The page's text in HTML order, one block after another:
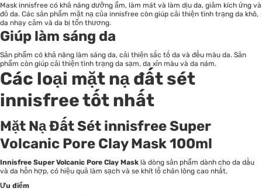
Mask innisfree có khả năng dưỡng ẩm, làm mát và làm dịu da, giảm kích ứng và
đỏ da. Các sản phẩm mặt nạ của innisfree còn giúp cải thiện tình trạng da khô,
da nhạy cảm và da bị tổn thương.
Giúp làm sáng da
Sản phẩm có khả năng làm sáng da, cải thiện sắc tố da và đều màu da. Sản
phẩm còn giúp cải thiện tình trạng da sạm, da xỉn màu và da nám.
Các loại mặt nạ đất sét
innisfree tốt nhất
Mặt Nạ Đất Sét innisfree Super
Volcanic Pore Clay Mask 100ml
Innisfree Super Volcanic Pore Clay Mask là dòng sản phẩm dành cho da dầu
và da hỗn hợp, có hiệu quả làm sạch và se khít lỗ chân lông cao nhất.
Ưu điểm